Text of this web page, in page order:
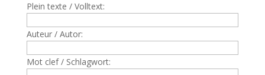
Plein texte / Volltext:
Auteur / Autor:
Mot clef / Schlagwort: